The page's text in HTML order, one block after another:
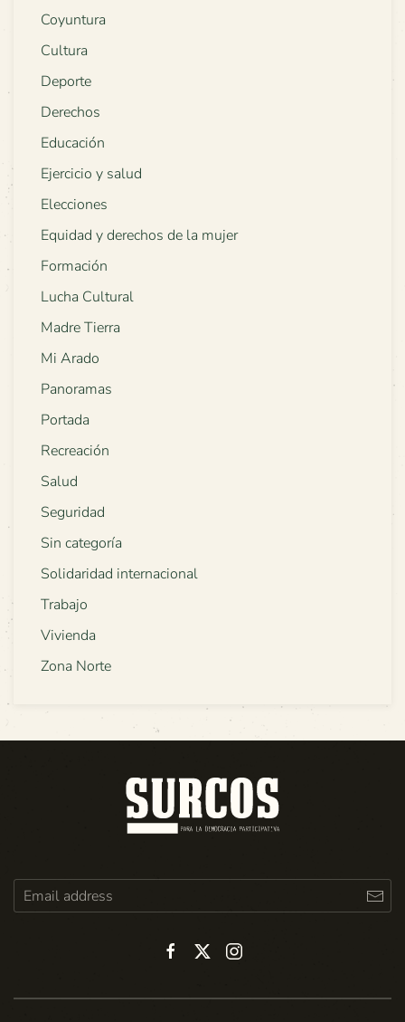
Coyuntura
Cultura
Deporte
Derechos
Educación
Ejercicio y salud
Elecciones
Equidad y derechos de la mujer
Formación
Lucha Cultural
Madre Tierra
Mi Arado
Panoramas
Portada
Recreación
Salud
Seguridad
Sin categoría
Solidaridad internacional
Trabajo
Vivienda
Zona Norte